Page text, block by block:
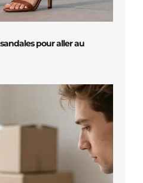
pour aller au